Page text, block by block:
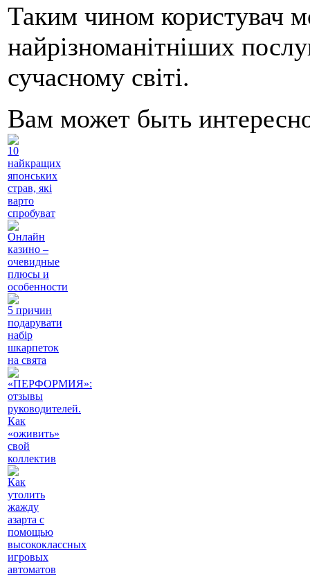
Таким чином користувач
найрізноманітніших
сучасному світі.
Вам может быть
10
найкращих
японських
страв, які
варто
спробуват
Онлайн
казино –
очевидные
плюсы и
особенности
5 причин
подарувати
набір
шкарпеток
на свята
«ПЕРФОРМИЯ»:
отзывы
руководителей.
Как
«оживить»
свой
коллектив
Как
утолить
жажду
азарта с
помощью
высококлассных
игровых
автоматов